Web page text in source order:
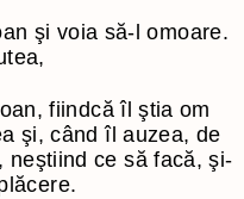
şi voia să-l omoare.
fiindcă îl ştia om
şi, când îl auzea, de
neştiind ce să facă, şi-